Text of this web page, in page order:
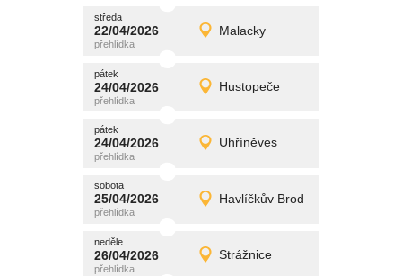
středa
22/04/2026 Malacky
středa
22/04/2026 Detail
promítání
pátek
24/04/2026 Hustopeče
pátek
24/04/2026 Detail
promítání
pátek
24/04/2026 Uhříněves
pátek
24/04/2026 Detail
promítání
sobota
25/04/2026 Havlíčkův Brod
sobota
25/04/2026 Detail
promítání
neděle
26/04/2026 Strážnice
neděle
26/04/2026 Detail
promítání